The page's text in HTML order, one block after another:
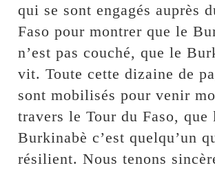
qui se sont engagés auprès
Faso pour montrer que le
n’est pas couché, que le
vit. Toute cette dizaine de
sont mobilisés pour venir
travers le Tour du Faso, que
Burkinabè c’est quelqu’un
résilient. Nous tenons